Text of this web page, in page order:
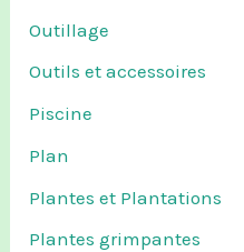
Outillage
Outils et accessoires
Piscine
Plan
Plantes et Plantations
Plantes grimpantes